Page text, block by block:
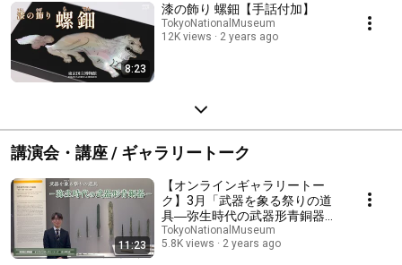
8:23
漆の飾り 螺鈿【手話付加】
TokyoNationalMuseum
12K views
2 years ago
講演会・講座 / ギャラリートーク
11:23
【オンラインギャラリートー
ク】3月「武器を象る祭りの道
具―弥生時代の武器形青銅器
―」（日本考古）
TokyoNationalMuseum
5.8K views
2 years ago